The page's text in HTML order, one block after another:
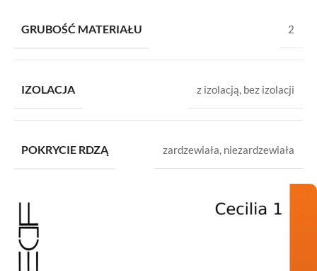
GRUBOŚĆ MATERIAŁU 2
IZOLACJA z izolacją, bez izolacji
POKRYCIE RDZĄ zardzewiała, niezardzewiała